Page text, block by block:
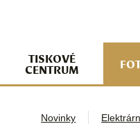
TISKOVÉ
CENTRUM
Novinky